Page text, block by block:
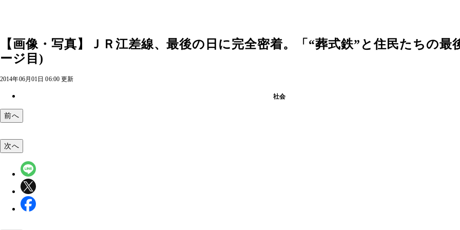
【画像・写真】ＪＲ江差線、最後の日に完全密着。「“葬式鉄”と住民たちの最
ージ目)
2014年06月01日 06:00 更新
社会
前へ
次へ